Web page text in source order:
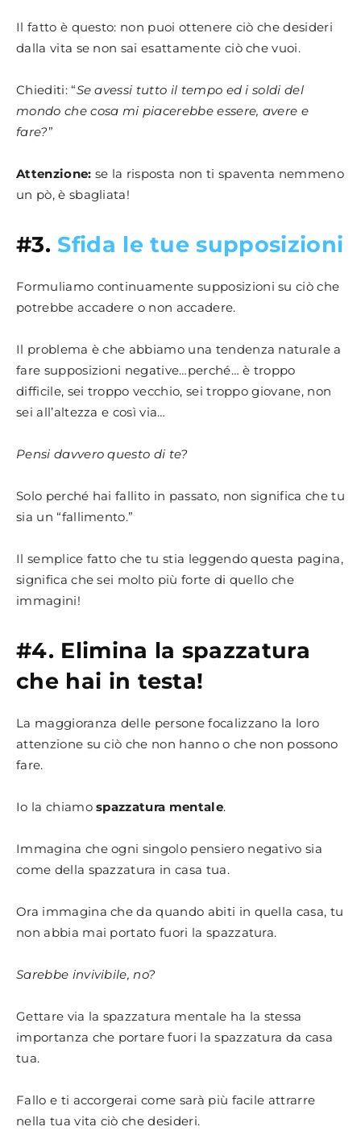
Il fatto è questo: non puoi ottenere ciò che desideri
dalla vita se non sai esattamente ciò che vuoi.
Chiediti: “Se avessi tutto il tempo ed i soldi del
mondo che cosa mi piacerebbe essere, avere e
fare?”
Attenzione: se la risposta non ti spaventa nemmeno
un pò, è sbagliata!
#3.Sfida le tue supposizioni
Formuliamo continuamente supposizioni su ciò che
potrebbe accadere o non accadere.
Il problema è che abbiamo una tendenza naturale a
fare supposizioni negative…perché… è troppo
difficile, sei troppo vecchio, sei troppo giovane, non
sei all’altezza e così via…
Pensi davvero questo di te?
Solo perché hai fallito in passato, non significa che tu
sia un “fallimento.”
Il semplice fatto che tu stia leggendo questa pagina,
significa che sei molto più forte di quello che
immagini!
#4. Elimina la spazzatura
che hai in testa!
La maggioranza delle persone focalizzano la loro
attenzione su ciò che non hanno o che non possono
fare.
Io la chiamospazzatura mentale.
Immagina che ogni singolo pensiero negativo sia
come della spazzatura in casa tua.
Ora immagina che da quando abiti in quella casa, tu
non abbia mai portato fuori la spazzatura.
Sarebbe invivibile, no?
Gettare via la spazzatura mentale ha la stessa
importanza che portare fuori la spazzatura da casa
tua.
Fallo e ti accorgerai come sarà più facile attrarre
nella tua vita ciò che desideri.